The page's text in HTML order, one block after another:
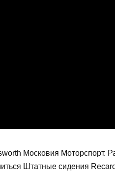
Московия Моторспорт.
Штатные сидения